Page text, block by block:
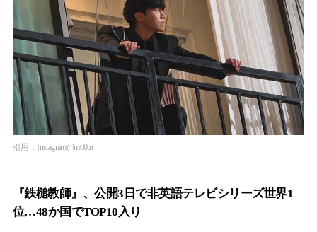
引用：Instagram@m00ut
『鉄槌教師』、公開3日で非英語テレビシリーズ世界1
位…48か国でTOP10入り